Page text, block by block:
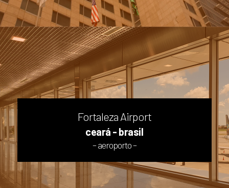
Fortaleza Airport
ceará - brasil
– aeroporto –